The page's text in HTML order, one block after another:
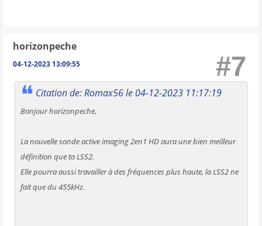
horizonpeche
04-12-2023 13:09:55 #7
Citation de: Romax56 le 04-12-2023 11:17:19
Bonjour horizonpeche,
La nouvelle sonde active imaging 2en1 HD aura une bien meilleur
définition que ta LSS2.
Elle pourra aussi travailler à des fréquences plus haute, la LSS2 ne
fait que du 455kHz.